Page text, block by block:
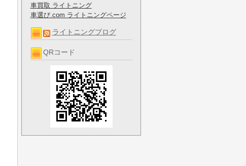
車買取 ライトニング
車選び.com ライトニングページ
ライトニングブログ
QRコード